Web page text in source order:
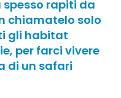
spesso rapiti da
chiamatelo solo
gli habitat
per farci vivere
di un safari